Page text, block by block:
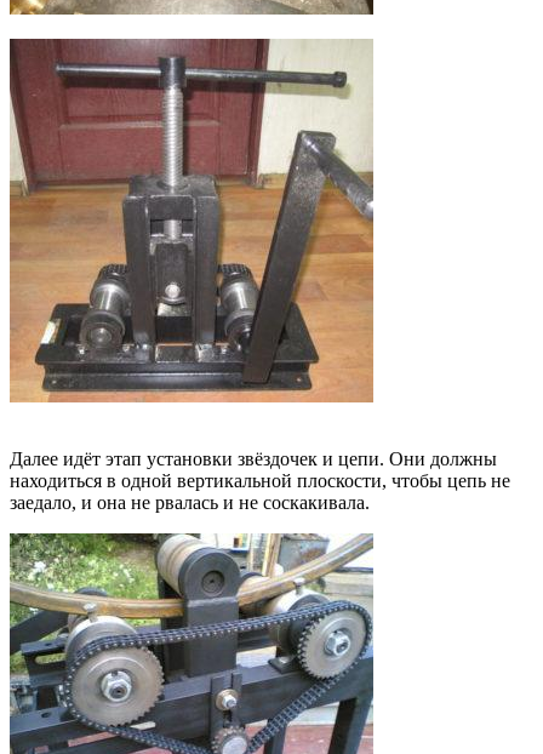
Далее идёт этап установки звёздочек и цепи. Они должны
находиться в одной вертикальной плоскости, чтобы цепь не
заедало, и она не рвалась и не соскакивала.